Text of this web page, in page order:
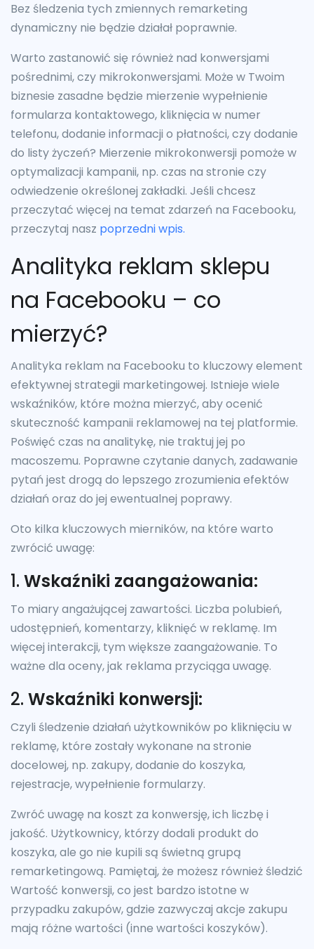
Bez śledzenia tych zmiennych remarketing
dynamiczny nie będzie działał poprawnie.
Warto zastanowić się również nad konwersjami
pośrednimi, czy mikrokonwersjami. Może w Twoim
biznesie zasadne będzie mierzenie wypełnienie
formularza kontaktowego, kliknięcia w numer
telefonu, dodanie informacji o płatności, czy dodanie
do listy życzeń? Mierzenie mikrokonwersji pomoże w
optymalizacji kampanii, np. czas na stronie czy
odwiedzenie określonej zakładki. Jeśli chcesz
przeczytać więcej na temat zdarzeń na Facebooku,
przeczytaj nasz poprzedni wpis.
Analityka reklam sklepu
na Facebooku – co
mierzyć?
Analityka reklam na Facebooku to kluczowy element
efektywnej strategii marketingowej. Istnieje wiele
wskaźników, które można mierzyć, aby ocenić
skuteczność kampanii reklamowej na tej platformie.
Poświęć czas na analitykę, nie traktuj jej po
macoszemu. Poprawne czytanie danych, zadawanie
pytań jest drogą do lepszego zrozumienia efektów
działań oraz do jej ewentualnej poprawy.
Oto kilka kluczowych mierników, na które warto
zwrócić uwagę:
1. Wskaźniki zaangażowania:
To miary angażującej zawartości. Liczba polubień,
udostępnień, komentarzy, kliknięć w reklamę. Im
więcej interakcji, tym większe zaangażowanie. To
ważne dla oceny, jak reklama przyciąga uwagę.
2. Wskaźniki konwersji:
Czyli śledzenie działań użytkowników po kliknięciu w
reklamę, które zostały wykonane na stronie
docelowej, np. zakupy, dodanie do koszyka,
rejestracje, wypełnienie formularzy.
Zwróć uwagę na koszt za konwersję, ich liczbę i
jakość. Użytkownicy, którzy dodali produkt do
koszyka, ale go nie kupili są świetną grupą
remarketingową. Pamiętaj, że możesz również śledzić
Wartość konwersji, co jest bardzo istotne w
przypadku zakupów, gdzie zazwyczaj akcje zakupu
mają różne wartości (inne wartości koszyków).